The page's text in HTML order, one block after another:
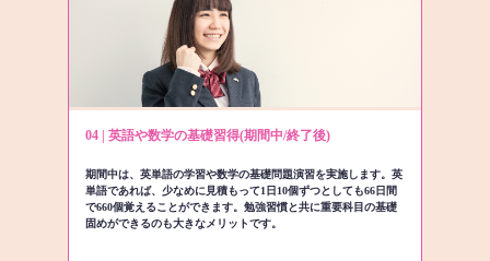
04 | 英語や数学の基礎習得(期間中/終了後)
期間中は、英単語の学習や数学の基礎問題演習を実施します。英
単語であれば、少なめに見積もって1日10個ずつとしても66日間
で660個覚えることができます。勉強習慣と共に重要科目の基礎
固めができるのも大きなメリットです。